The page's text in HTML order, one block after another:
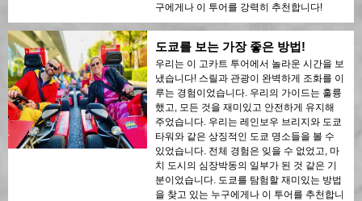
구에게나 이 투어를 강력히 추천합니다!
도쿄를 보는 가장 좋은 방법!
우리는 이 고카트 투어에서 놀라운 시간을 보
냈습니다! 스릴과 관광이 완벽하게 조화를 이
루는 경험이었습니다. 우리의 가이드는 훌륭
했고, 모든 것을 재미있고 안전하게 유지해
주었습니다. 우리는 레인보우 브리지와 도쿄
타워와 같은 상징적인 도쿄 명소들을 볼 수
있었습니다. 전체 경험은 잊을 수 없었고, 마
치 도시의 심장박동의 일부가 된 것 같은 기
분이었습니다. 도쿄를 탐험할 재미있는 방법
을 찾고 있는 누구에게나 이 투어를 추천합니